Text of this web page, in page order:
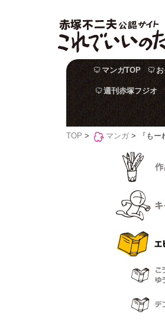
マンガTOP お
週刊赤塚フジオ
TOP > マンガ > 『もー